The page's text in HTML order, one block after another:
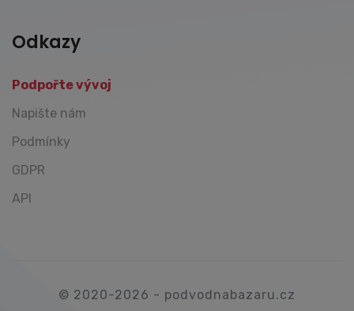
Odkazy
Podpořte vývoj
Napište nám
Podmínky
GDPR
API
© 2020-2026 - podvodnabazaru.cz